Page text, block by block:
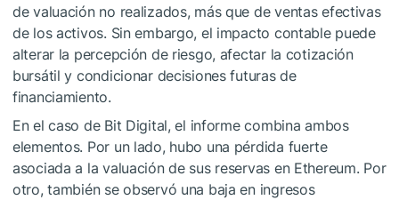
de valuación no realizados, más que de ventas efectivas
de los activos. Sin embargo, el impacto contable puede
alterar la percepción de riesgo, afectar la cotización
bursátil y condicionar decisiones futuras de
financiamiento.
En el caso de Bit Digital, el informe combina ambos
elementos. Por un lado, hubo una pérdida fuerte
asociada a la valuación de sus reservas en Ethereum. Por
otro, también se observó una baja en ingresos